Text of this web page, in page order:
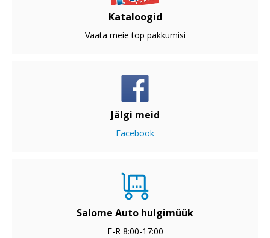
Kataloogid
Vaata meie top pakkumisi
Jälgi meid
Facebook
Salome Auto hulgimüük
E-R 8:00-17:00